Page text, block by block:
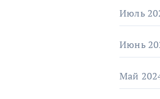
Июль
Июнь
Май